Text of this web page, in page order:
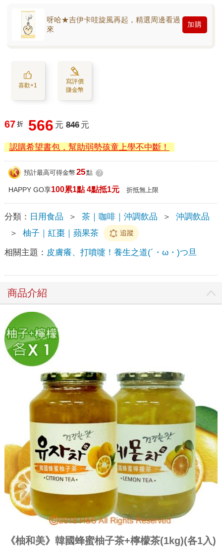
呀哈★吉伊卡哇旋風再起，精選周邊看過
來
加購
喜歡+1
寫評價
賺金幣
67 折 566 元 846 元
認購希望書包，幫助弱勢孩童上學不中斷！
預計最高可得金幣 25點 ?
HAPPY GO享100累1點 4點抵1元 折抵無上限
分類： 日用食品 ＞ 茶｜咖啡｜沖調飲品 ＞
沖調飲品
＞
柚子｜紅棗｜蘋果茶 追蹤
相關主題： 皮膚癢、打噴嚏！養生之道(´・ω・)つ旦
商品介紹
《柚和美》韓國蜂蜜柚子茶+檸檬茶(1kg)(各1入)